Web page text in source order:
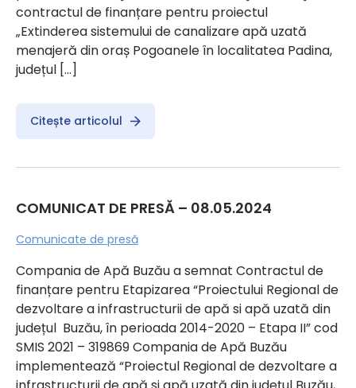
contractul de finanțare pentru proiectul
„Extinderea sistemului de canalizare apă uzată
menajeră din oraș Pogoanele în localitatea Padina,
județul […]
Citește articolul
COMUNICAT DE PRESĂ – 08.05.2024
Comunicate de presă
Compania de Apă Buzău a semnat Contractul de
finanțare pentru Etapizarea “Proiectului Regional de
dezvoltare a infrastructurii de apă si apă uzată din
județul Buzău, în perioada 2014-2020 – Etapa II” cod
SMIS 2021 – 319869 Compania de Apă Buzău
implementează “Proiectul Regional de dezvoltare a